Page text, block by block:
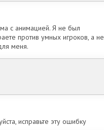
с анимацией. Я не был
против умных игроков, а не
меня.
исправьте эту ошибку